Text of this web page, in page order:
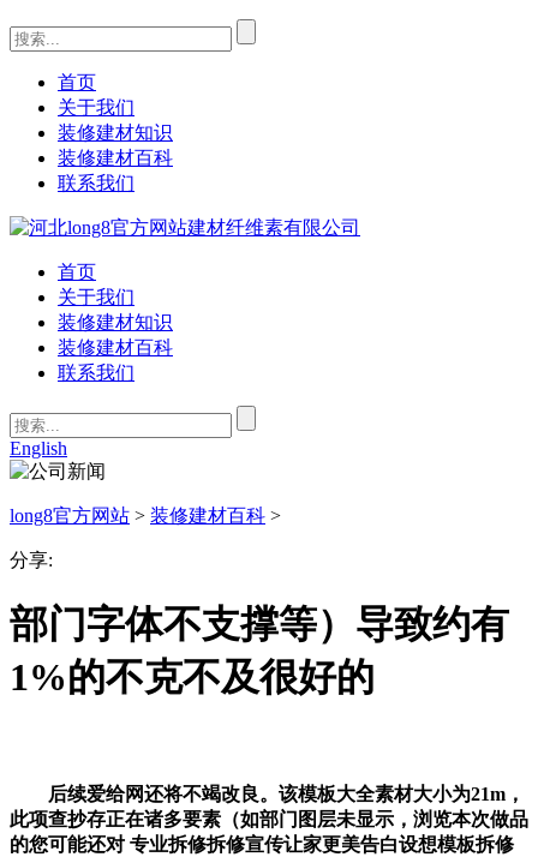
首页
关于我们
装修建材知识
装修建材百科
联系我们
首页
关于我们
装修建材知识
装修建材百科
联系我们
English
long8官方网站 > 装修建材百科 >
分享:
部门字体不支撑等）导致约有
1%的不克不及很好的
后续爱给网还将不竭改良。该模板大全素材大小为21m，
此项查抄存正在诸多要素（如部门图层未显示，浏览本次做品
的您可能还对 专业拆修拆修宣传让家更美告白设想模板拆修